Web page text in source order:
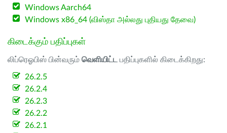
Windows Aarch64
Windows x86_64 (விஸ்தா அல்லது புதியது தேவை)
கிடைக்கும் பதிப்புகள்
லிப்ரெஓபிஸ் பின்வரும் வெளியிட்ட பதிப்புகளில் கிடைக்கிறது:
26.2.5
26.2.4
26.2.3
26.2.2
26.2.1